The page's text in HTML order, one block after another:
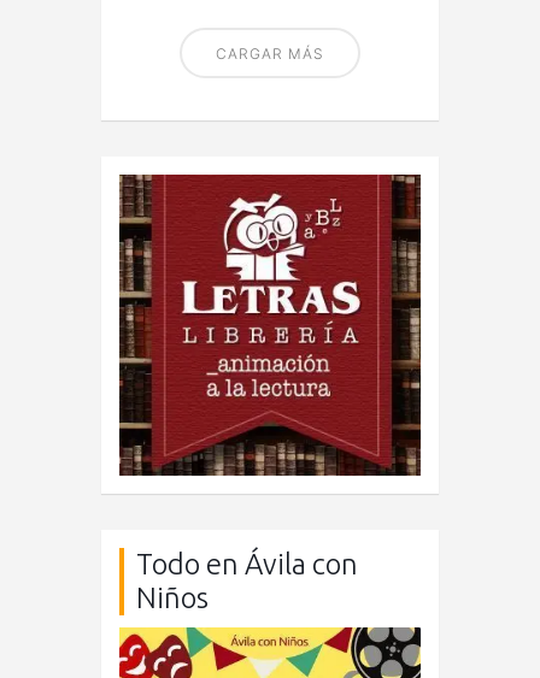
CARGAR MÁS
Todo en Ávila con
Niños